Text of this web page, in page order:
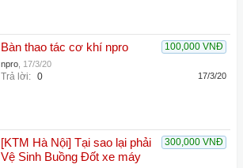
100,000 VNĐ
Bàn thao tác cơ khí npro
npro 17/3/20
Trả lời: 0 17/3/20
300,000 VNĐ
[KTM Hà Nội] Tại sao lại phải
Vệ Sinh Buồng Đốt xe máy